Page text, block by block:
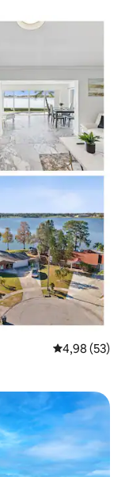
Gemiddelde
4,98 (53)